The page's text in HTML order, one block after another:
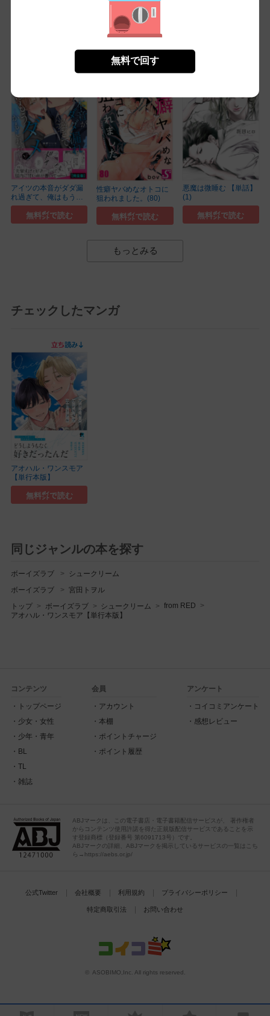
俺の唇が狙われていま
す ーポロロ学園のブ...
アイツの本音がダダ漏
れ過ぎて、俺はもう
ダ...(1)
無料㌽で読む
性癖ヤバめなオトコに
狙われました。(80)
無料㌽で読む
悪魔は微睡む 【単話】
(1)
無料㌽で読む
もっとみる
チェックしたマンガ
アオハル・ワンスモア
【単行本版】
無料㌽で読む
同じジャンルの本を探す
ボーイズラブ シュークリーム
ボーイズラブ 宮田トヲル
トップ ボーイズラブ シュークリーム
from RED
アオハル・ワンスモア【単行本版】
無料で回す
コンテンツ
トップページ
少女・女性
少年・青年
BL
TL
雑誌
会員
アカウント
本棚
ポイントチャージ
ポイント履歴
アンケート
コイコミアンケート
感想レビュー
ABJマークは、この電子書店・電子書籍配信サービスが、 著作権者
からコンテンツ使用許諾を得た正規版配信サービスであることを示
す登録商標（登録番号 第6091713号）です。
ABJマークの詳細、ABJマークを掲示しているサービスの一覧はこち
ら→https://aebs.or.jp/
公式Twitter 会社概要 利用規約 プライバシーポリシー
特定商取引法 お問い合わせ
© ASOBIMO,Inc. All rights reserved.